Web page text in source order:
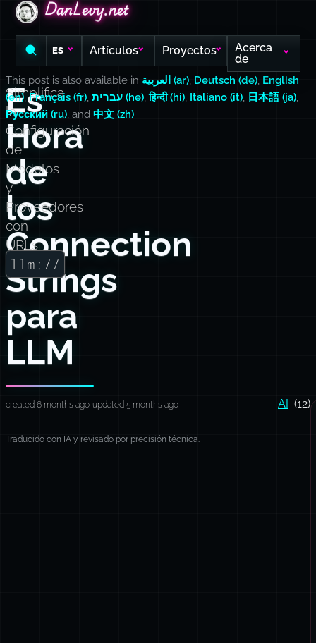
DanLevy.net
DanLevy.net
DanLevy.net
ES Artículos Proyectos
Acerca
de
Es
Hora
de
los
Connection
Strings
para
LLM
Simplifica
la
Configuración
de
Modelos
y
Proveedores
con
URLs
llm://
This post is also available in العربية (ar), Deutsch (de), English
(en),Français (fr), עברית (he),हिन्दी (hi), Italiano (it), 日本語 (ja),
Русский (ru), and 中文 (zh).
created 6 months ago updated 5 months ago AI (12)
Traducido con IA y revisado por precisión técnica.